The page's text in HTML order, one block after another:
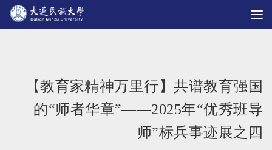
【教育家精神万里行】共谱教育强国
的“师者华章”——2025年“优秀班导
师”标兵事迹展之四